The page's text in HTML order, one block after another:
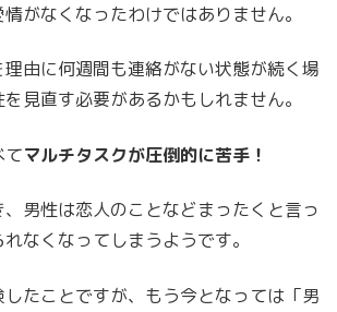
がなくなったわけではありません。
由に何週間も連絡がない状態が続く場
見直す必要があるかもしれません。
てマルチタスクが圧倒的に苦手！
男性は恋人のことなどまったくと言っ
なくなってしまうようです。
たことですが、もう今となっては「男